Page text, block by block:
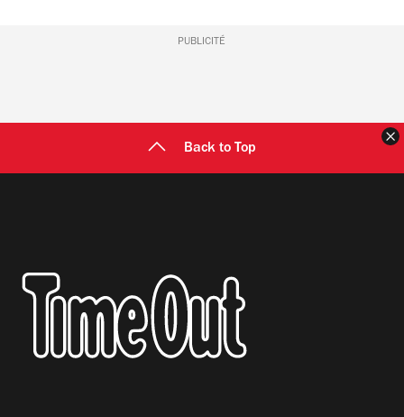
PUBLICITÉ
Back to Top